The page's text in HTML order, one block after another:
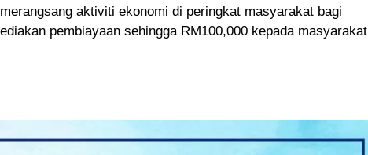
aktiviti ekonomi di peringkat masyarakat bagi
pembiayaan sehingga RM100,000 kepada masyarakat